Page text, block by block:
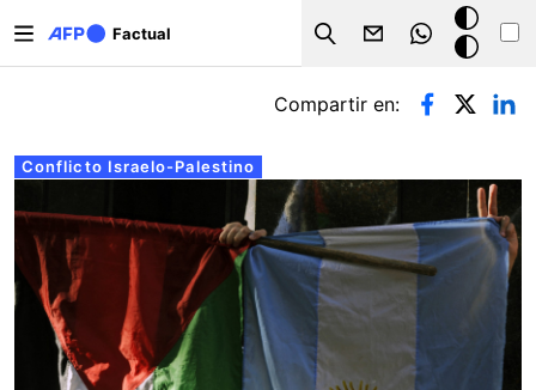
Factual
Search
Modo
oscuro
Solapas principales
Conflicto Israelo-Palestino
Compartir en: